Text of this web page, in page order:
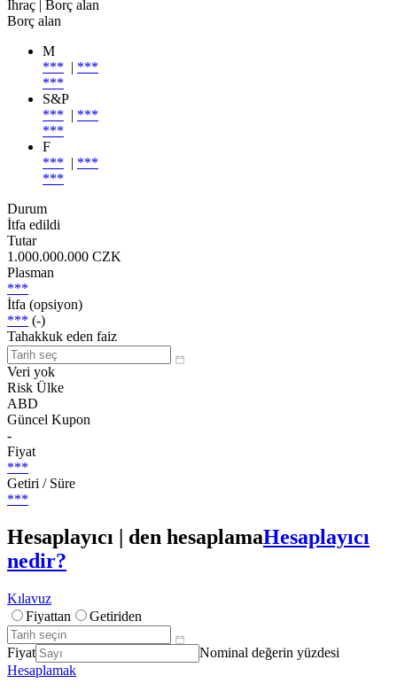
İhraç
| Borç alan
Borç alan
M
*** | ***
***
S&P
*** | ***
***
F
*** | ***
***
Durum
İtfa edildi
Tutar
1.000.000.000 CZK
Plasman
***
İtfa (opsiyon)
*** (-)
Tahakkuk eden faiz
Veri yok
Risk Ülke
ABD
Güncel Kupon
-
Fiyat
***
Getiri / Süre
***
Hesaplayıcı | den hesaplamaHesaplayıcı
nedir?
Kılavuz
Fiyattan
Getiriden
Fiyat
Nominal değerin yüzdesi
Hesaplamak